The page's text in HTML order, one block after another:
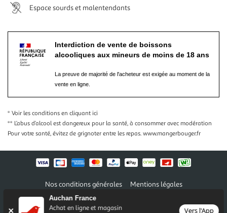
Auchan France
Achat en ligne et magasin Vers l'App
Espace sourds et malentendants
Interdiction de vente de boissons
alcooliques aux mineurs de moins de 18 ans
La preuve de majorité de l'acheteur est exigée au moment de la
vente en ligne.
* Voir les conditions en cliquant ici
** L’abus d’alcool est dangereux pour la santé, à consommer avec modération
Pour votre santé, évitez de grignoter entre les repas. www.mangerbouger.fr
Nos conditions générales
Mentions légales
Conditions des offres et promotions
Politique de confidentialité
Informations légales marketplace